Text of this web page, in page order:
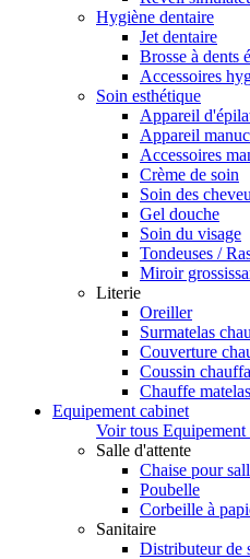
Hygiène dentaire
Jet dentaire
Brosse à dents
Accessoires
Soin esthétique
Appareil
Appareil
Accessoires
Crème de soin
Soin des
Gel douche
Soin du visage
Tondeuses /
Miroir
Literie
Oreiller
Surmatelas
Couverture
Coussin
Chauffe matelas
Equipement cabinet
Voir tous Equipement
Salle d'attente
Chaise pour
Poubelle
Corbeille à
Sanitaire
Distributeur de